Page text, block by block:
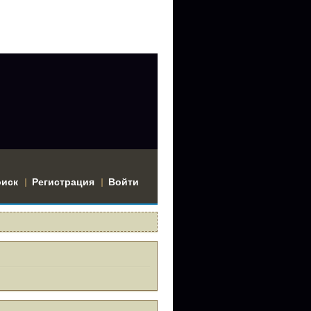
Регистрация Войти